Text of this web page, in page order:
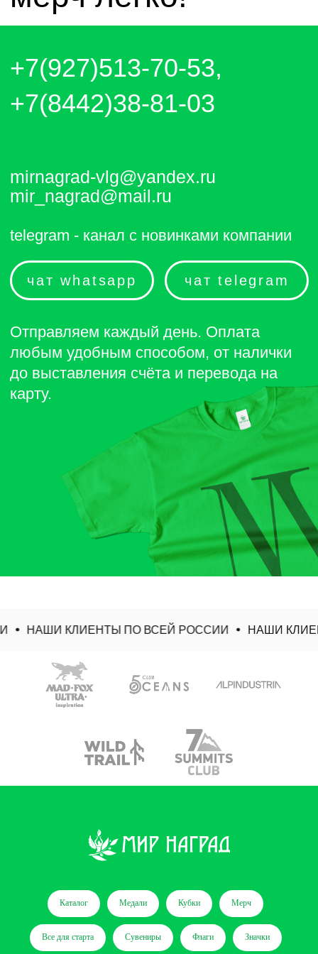
Отправляем каждый день. Оплата
любым удобным способом, от налички
до выставления счёта и перевода на
карту.
НАШИ КЛИЕНТЫ ПО ВСЕЙ РОССИИ НАШИ
Каталог Медали Кубки Мерч
Все для старта Сувениры Флаги Значки